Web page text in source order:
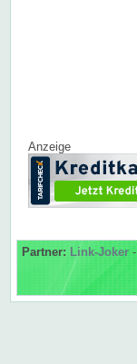
Anzeige
Partner: Link-Joker -